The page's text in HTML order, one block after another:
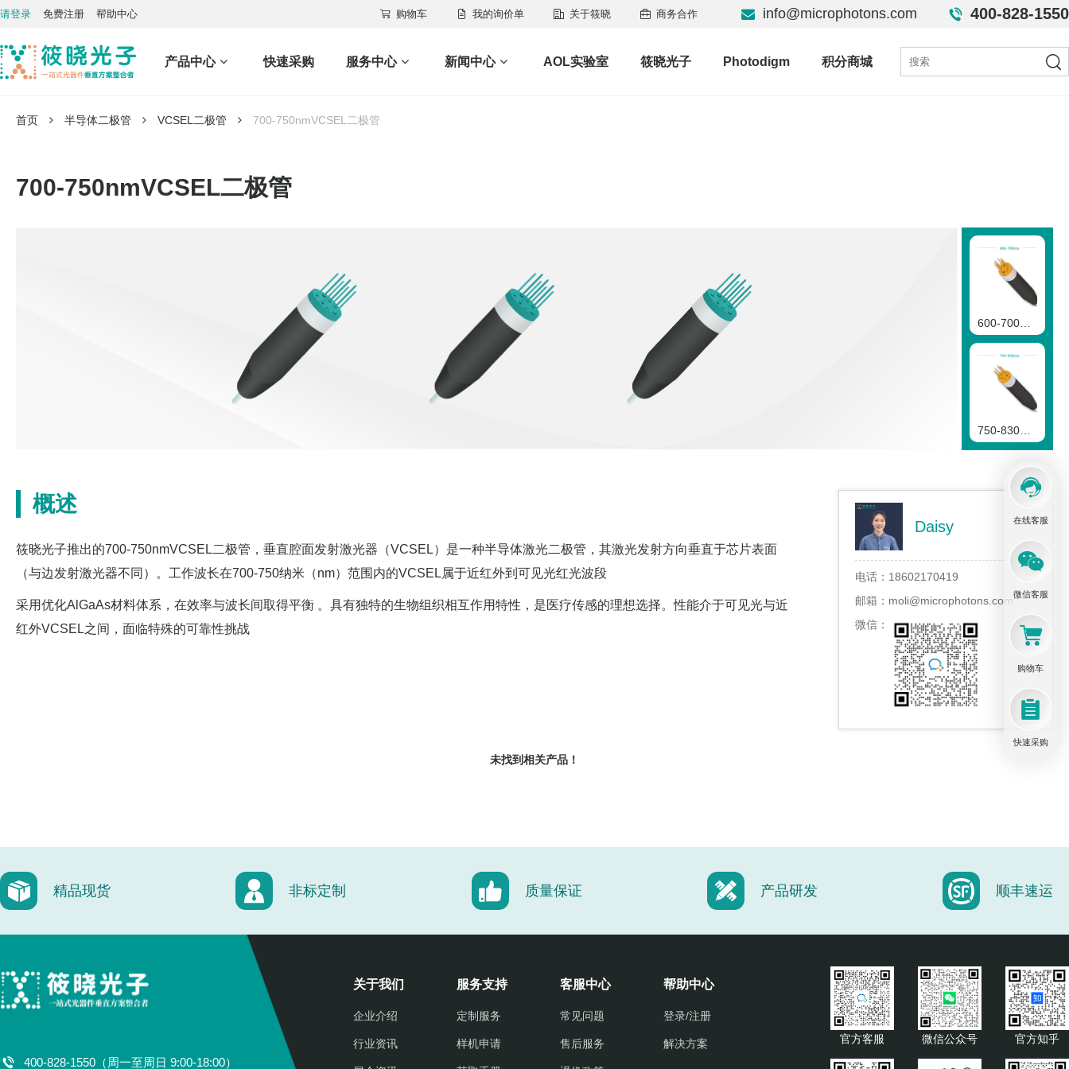
请登录 免费注册 帮助中心 购物车 我的询价单 关于筱晓 商务合作 info@microphotons.com 400-828-1550
产品中心 快速采购 服务中心 新闻中心 AOL实验室 筱晓光子 Photodigm 积分商城
在线客服
微信客服
购物车
快速采购
首页 半导体二极管 VCSEL二极管 700-750nmVCSEL二极管
700-750nmVCSEL二极管
870-900nmVCSEL二极管
1350-1500nmVCSEL二极管
概述
筱晓光子推出的700-750nmVCSEL二极管，垂直腔面发射激光器（VCSEL）是一种半导体激光二极管，其激光发射方向垂直于芯片表面
（与边发射激光器不同）。工作波长在700-750纳米（nm）范围内的VCSEL属于近红外到可见光红光波段
采用优化AlGaAs材料体系，在效率与波长间取得平衡 。具有独特的生物组织相互作用特性，是医疗传感的理想选择。性能介于可见光与近
红外VCSEL之间，面临特殊的可靠性挑战
Daisy
电话： 18602170419
邮箱： moli@microphotons.com
微信：
未找到相关产品！
精品现货 非标定制 质量保证 产品研发 顺丰速运
400-828-1550（周一至周日 9:00-18:00）
关于我们
企业介绍
行业资讯
服务支持
定制服务
样机申请
客服中心
常见问题
售后服务
帮助中心
登录/注册
解决方案 官方客服 微信公众号 官方知乎